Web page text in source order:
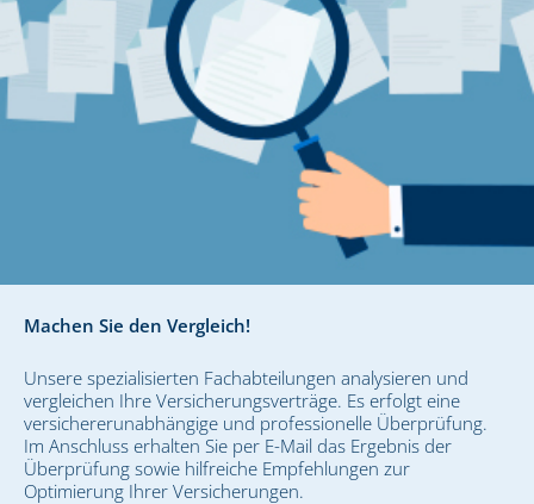
Machen Sie den Vergleich!
Unsere spezialisierten Fachabteilungen analysieren und
vergleichen Ihre Versicherungsverträge. Es erfolgt eine
versichererunabhängige und professionelle Überprüfung.
Im Anschluss erhalten Sie per E-Mail das Ergebnis der
Überprüfung sowie hilfreiche Empfehlungen zur
Optimierung Ihrer Versicherungen.